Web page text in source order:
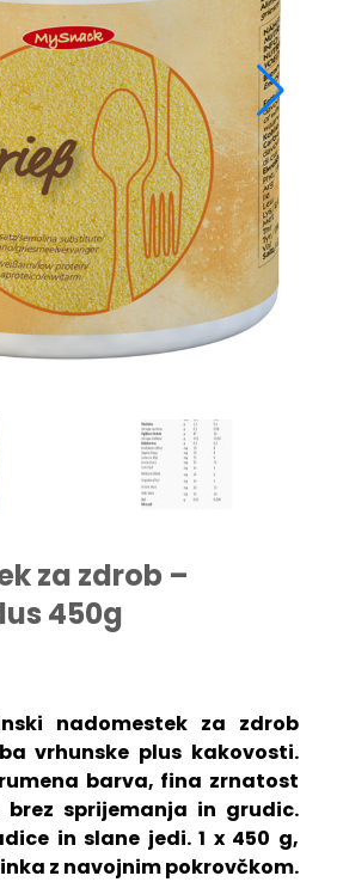
za zdrob –
450g
nadomestek za zdrob
vrhunske plus kakovosti.
barva, fina zrnatost
sprijemanja in grudic.
in slane jedi. 1 x 450 g,
z navojnim pokrovčkom.